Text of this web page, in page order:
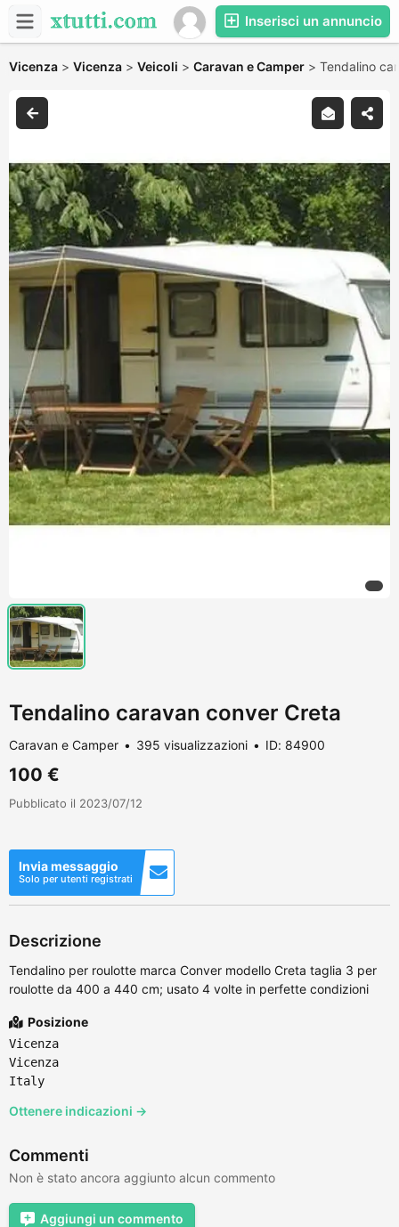
Inserisci un annuncio
Vicenza > Vicenza > Veicoli > Caravan e Camper > Tendalino
Tendalino caravan conver Creta
Caravan e Camper 395 visualizzazioni ID: 84900
100 €
Pubblicato il 2023/07/12
Invia messaggio
Solo per utenti registrati
Descrizione
Tendalino per roulotte marca Conver modello Creta taglia 3 per
roulotte da 400 a 440 cm; usato 4 volte in perfette condizioni
Posizione
Vicenza
Vicenza
Italy
Ottenere indicazioni →
Commenti
Non è stato ancora aggiunto alcun commento
Aggiungi un commento